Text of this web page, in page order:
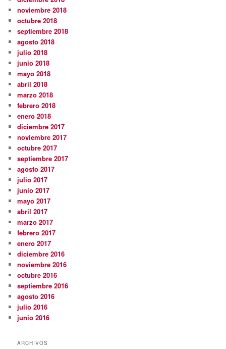
noviembre 2018
octubre 2018
septiembre 2018
agosto 2018
julio 2018
junio 2018
mayo 2018
abril 2018
marzo 2018
febrero 2018
enero 2018
diciembre 2017
noviembre 2017
octubre 2017
septiembre 2017
agosto 2017
julio 2017
junio 2017
mayo 2017
abril 2017
marzo 2017
febrero 2017
enero 2017
diciembre 2016
noviembre 2016
octubre 2016
septiembre 2016
agosto 2016
julio 2016
junio 2016
ARCHIVOS